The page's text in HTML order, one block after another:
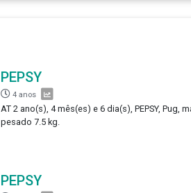
PEPSY
4 anos
AT 2 ano(s), 4 mês(es) e 6 dia(s), PEPSY, Pug,
pesado 7.5 kg.
PEPSY